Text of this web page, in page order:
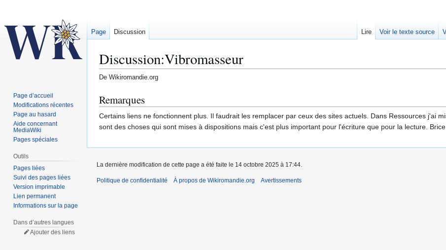
Discussion:Vibromasseur
De Wikiromandie.org
Aller
à
la
navigation
Aller
à
la
recherche
Remarques
Certains liens ne fonctionnent plus. Il faudrait les remplacer par ceux des sites actuels. Dans Ressources j'ai
sont des choses qui sont mises à dispositions mais c'est plus important pour l'écriture que pour la lecture. Brice
Page Discussion Lire Voir le texte source
Page d’accueil
Modifications récentes
Page au hasard
Aide concernant
MediaWiki
Pages spéciales
Outils
Pages liées
Suivi des pages liées
Version imprimable
Lien permanent
Informations sur la page
Dans d’autres langues
Ajouter des liens
La dernière modification de cette page a été faite le 14 octobre 2025 à 17:44.
Politique de confidentialité À propos de Wikiromandie.org Avertissements